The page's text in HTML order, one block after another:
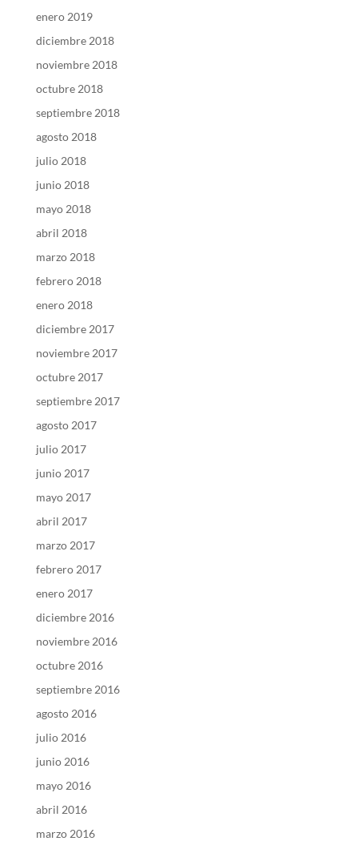
enero 2019
diciembre 2018
noviembre 2018
octubre 2018
septiembre 2018
agosto 2018
julio 2018
junio 2018
mayo 2018
abril 2018
marzo 2018
febrero 2018
enero 2018
diciembre 2017
noviembre 2017
octubre 2017
septiembre 2017
agosto 2017
julio 2017
junio 2017
mayo 2017
abril 2017
marzo 2017
febrero 2017
enero 2017
diciembre 2016
noviembre 2016
octubre 2016
septiembre 2016
agosto 2016
julio 2016
junio 2016
mayo 2016
abril 2016
marzo 2016